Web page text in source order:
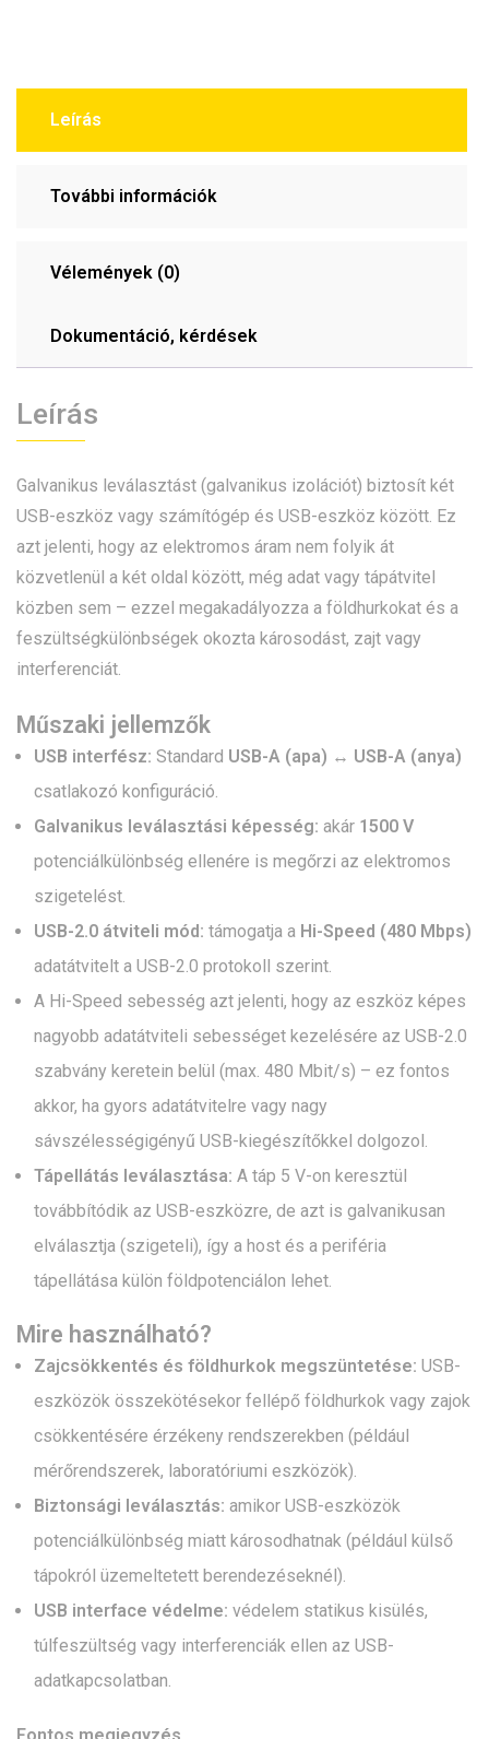
hi-
speed/480Mbps,
mennyiség
Leírás
További információk
Vélemények (0)
Dokumentáció, kérdések
Leírás
Galvanikus leválasztást (galvanikus izolációt) biztosít két
USB-eszköz vagy számítógép és USB-eszköz között. Ez
azt jelenti, hogy az elektromos áram nem folyik át
közvetlenül a két oldal között, még adat vagy tápátvitel
közben sem – ezzel megakadályozza a földhurkokat és a
feszültségkülönbségek okozta károsodást, zajt vagy
interferenciát.
Műszaki jellemzők
USB interfész: Standard USB-A (apa) ↔ USB-A (anya)
csatlakozó konfiguráció.
Galvanikus leválasztási képesség: akár 1500 V
potenciálkülönbség ellenére is megőrzi az elektromos
szigetelést.
USB-2.0 átviteli mód: támogatja a Hi-Speed (480 Mbps)
adatátvitelt a USB-2.0 protokoll szerint.
A Hi-Speed sebesség azt jelenti, hogy az eszköz képes
nagyobb adatátviteli sebességet kezelésére az USB-2.0
szabvány keretein belül (max. 480 Mbit/s) – ez fontos
akkor, ha gyors adatátvitelre vagy nagy
sávszélességigényű USB-kiegészítőkkel dolgozol.
Tápellátás leválasztása: A táp 5 V-on keresztül
továbbítódik az USB-eszközre, de azt is galvanikusan
elválasztja (szigeteli), így a host és a periféria
tápellátása külön földpotenciálon lehet.
Mire használható?
Zajcsökkentés és földhurkok megszüntetése: USB-
eszközök összekötésekor fellépő földhurkok vagy zajok
csökkentésére érzékeny rendszerekben (például
mérőrendszerek, laboratóriumi eszközök).
Biztonsági leválasztás: amikor USB-eszközök
potenciálkülönbség miatt károsodhatnak (például külső
tápokról üzemeltetett berendezéseknél).
USB interface védelme: védelem statikus kisülés,
túlfeszültség vagy interferenciák ellen az USB-
adatkapcsolatban.